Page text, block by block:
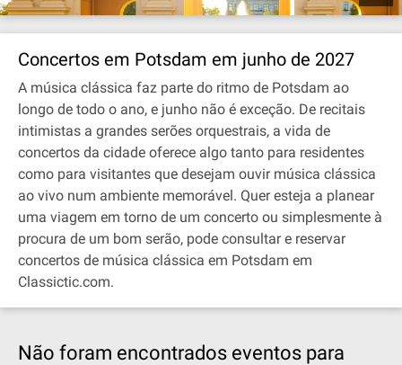
Concertos em Potsdam em junho de 2027
A música clássica faz parte do ritmo de Potsdam ao
longo de todo o ano, e junho não é exceção. De recitais
intimistas a grandes serões orquestrais, a vida de
concertos da cidade oferece algo tanto para residentes
como para visitantes que desejam ouvir música clássica
ao vivo num ambiente memorável. Quer esteja a planear
uma viagem em torno de um concerto ou simplesmente à
procura de um bom serão, pode consultar e reservar
concertos de música clássica em Potsdam em
Classictic.com.
Não foram encontrados eventos para